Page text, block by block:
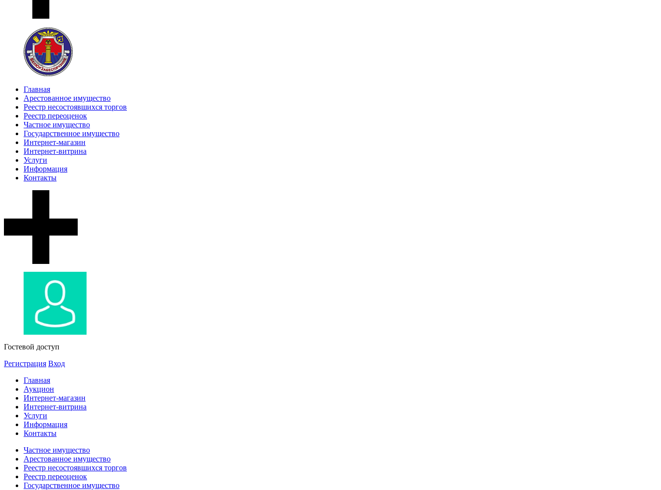
Главная
Арестованное имущество
Реестр несостоявшихся торгов
Реестр переоценок
Частное имущество
Государственное имущество
Интернет-магазин
Интернет-витрина
Услуги
Информация
Контакты
Гостевой доступ
Регистрация Вход
Главная
Аукцион
Интернет-магазин
Интернет-витрина
Услуги
Информация
Контакты
Частное имущество
Арестованное имущество
Реестр несостоявшихся торгов
Реестр переоценок
Государственное имущество